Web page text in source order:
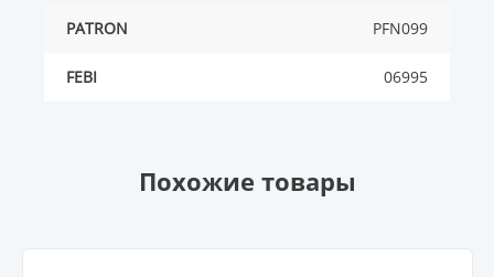
PATRON PFN099
FEBI 06995
Похожие товары